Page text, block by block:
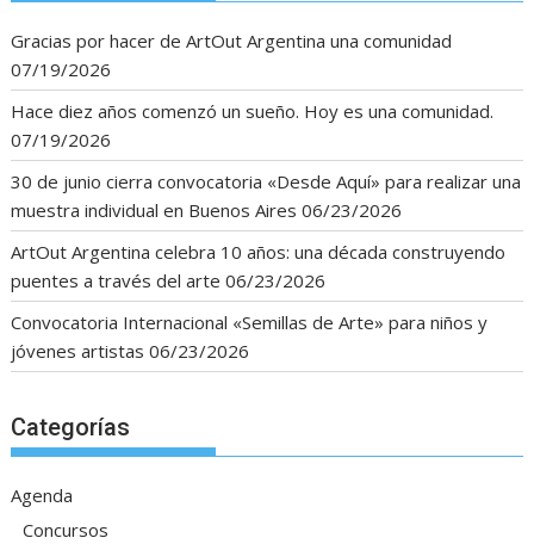
Gracias por hacer de ArtOut Argentina una comunidad
07/19/2026
Hace diez años comenzó un sueño. Hoy es una comunidad.
07/19/2026
30 de junio cierra convocatoria «Desde Aquí» para realizar una
muestra individual en Buenos Aires 06/23/2026
ArtOut Argentina celebra 10 años: una década construyendo
puentes a través del arte 06/23/2026
Convocatoria Internacional «Semillas de Arte» para niños y
jóvenes artistas 06/23/2026
Categorías
Agenda
Concursos